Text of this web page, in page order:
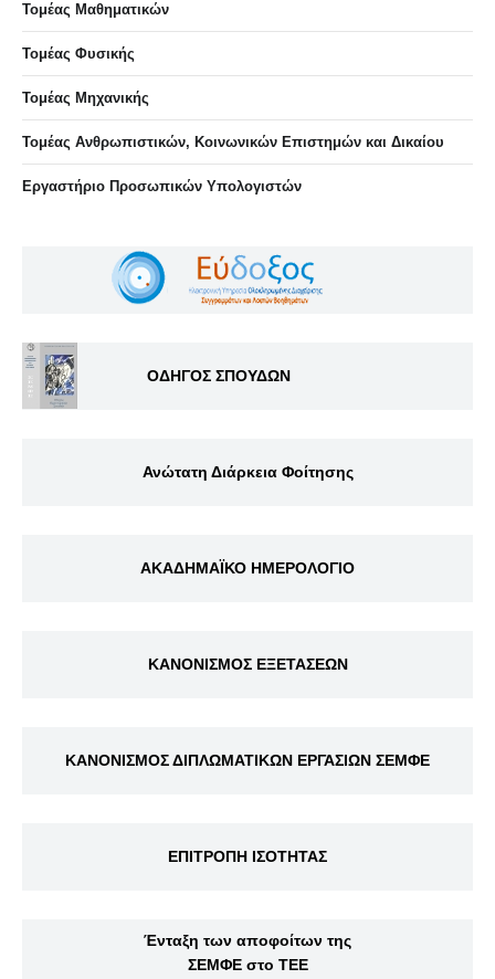
Τομέας Μαθηματικών
Τομέας Φυσικής
Τομέας Μηχανικής
Τομέας Ανθρωπιστικών, Κοινωνικών Επιστημών και Δικαίου
Eργαστήριo Προσωπικών Υπολογιστών
ΟΔΗΓΟΣ ΣΠΟΥΔΩΝ
Ανώτατη Διάρκεια Φοίτησης
ΑΚΑΔΗΜΑΪΚΟ ΗΜΕΡΟΛΟΓΙΟ
ΚΑΝΟΝΙΣΜΟΣ ΕΞΕΤΑΣΕΩΝ
ΚΑΝΟΝΙΣΜΟΣ ΔΙΠΛΩΜΑΤΙΚΩΝ ΕΡΓΑΣΙΩΝ ΣΕΜΦΕ
ΕΠΙΤΡΟΠΗ ΙΣΟΤΗΤΑΣ
Ένταξη των αποφοίτων της
ΣΕΜΦΕ στο ΤΕΕ